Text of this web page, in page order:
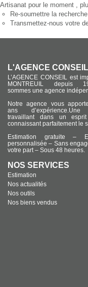
Artisanat pour le moment ,
Re-soumettre la
Transmettez-nous votre
L'AGENCE CONSEIL
L’AGENCE CONSEIL est
MONTREUIL depuis
sommes une agence
Notre agence vous
ans
travaillant dans un
connaissant parfaitement le
Estimation gratuite –
personnalisée – Sans
votre part – Sous 48 heures.
NOS SERVICES
Estimation
Nos actualités
Nos outils
Nos biens vendus